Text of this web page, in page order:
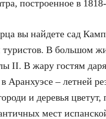
построенное в
вы найдете сад
В большом
II. В жару гостям
Аранхуэсе – летней
и деревья
мест